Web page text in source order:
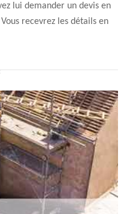
lui demander un devis en
recevrez les détails en